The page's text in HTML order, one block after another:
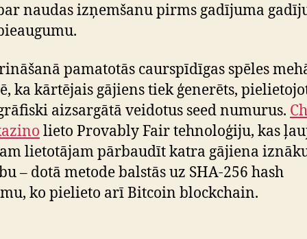
naudas izņemšanu pirms gadījuma
pamatotās caurspīdīgas spēles
ka kārtējais gājiens tiek ģenerēts,
aizsargātā veidotus seed numurus.
lieto Provably Fair tehnoloģiju, kas
lietotājam pārbaudīt katra gājiena
– dotā metode balstās uz SHA-256 hash
ko pielieto arī Bitcoin blockchain.